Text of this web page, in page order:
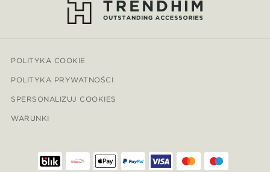
POLITYKA COOKIE
POLITYKA PRYWATNOŚCI
SPERSONALIZUJ COOKIES
WARUNKI